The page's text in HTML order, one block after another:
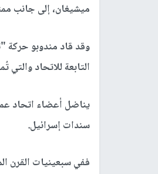
ميشيغان، إلى جانب
التابعة للاتحاد
سندات إسرائيل.
ففي سبعينيات القرن